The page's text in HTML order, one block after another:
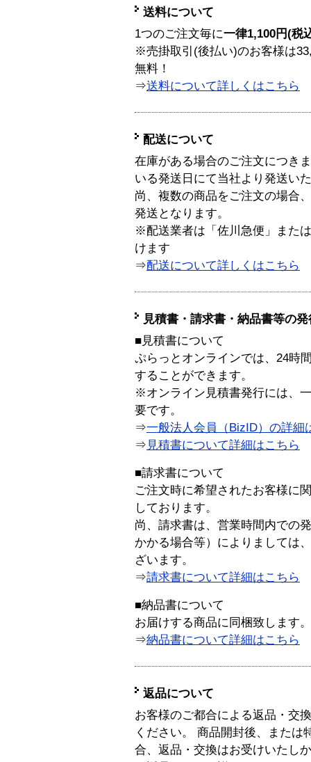
送料について
1つのご注文毎に一律1,100円(税
※売掛取引(後払い)のお客様は
無料！
⇒送料について詳しくはこちら
配送について
在庫がある場合のご注文につき
いる発送日にて当社より発送い
尚、複数の商品をご注文の場合
発送となります。
※配送業者は「佐川急便」また
けます
⇒配送について詳しくはこちら
見積書・請求書・納品書等の
■見積書について
ぷらっとオンラインでは、24時
することができます。
※オンライン見積書発行には、
要です。
⇒一般法人会員（BizID）の詳細
⇒ 見積書について詳細はこちら
■請求書について
ご注文時に希望されたお客様に
しております。
尚、請求書は、営業時間内での
かかる場合等）によりましては
ざいます。
⇒請求書について詳細はこちら
■納品書について
お届けする商品に同梱致します。
⇒納品書について詳細はこちら
返品について
お客様のご都合による返品・交
ください。 商品開封後、または
合、返品・交換はお受けいたし